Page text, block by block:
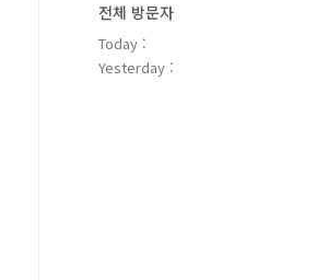
전체 방문자
Today :
Yesterday :